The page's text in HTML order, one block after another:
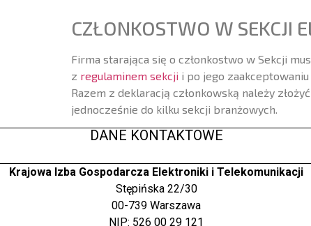
CZŁONKOSTWO W SEKCJI
Firma starająca się o członkostwo w Sekcji
z regulaminem sekcji i po jego zaakceptowaniu
Razem z deklaracją członkowską należy złożyć
jednocześnie do kilku sekcji branżowych.
DANE KONTAKTOWE
Krajowa Izba Gospodarcza Elektroniki i Telekomunikacji
Stępińska 22/30
00-739 Warszawa
NIP: 526 00 29 121